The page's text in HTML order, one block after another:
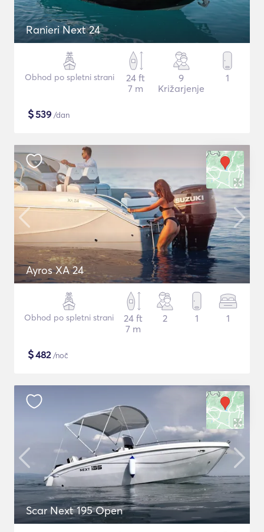
Ranieri Next 24
Obhod po spletni strani
24 ft
7 m
9
Križarjenje
1
$539 /dan
Ayros XA 24
Obhod po spletni strani
24 ft
7 m
2 1 1
$482/noč
Scar Next 195 Open